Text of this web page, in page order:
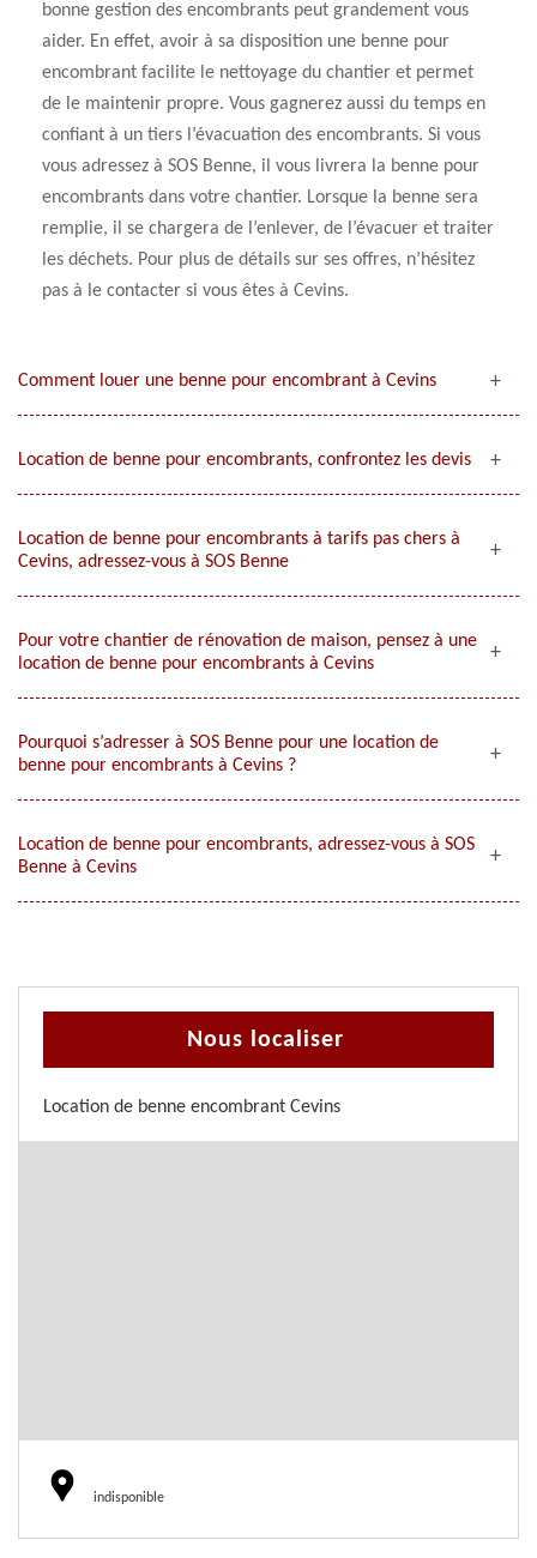
bonne gestion des encombrants peut grandement vous
aider. En effet, avoir à sa disposition une benne pour
encombrant facilite le nettoyage du chantier et permet
de le maintenir propre. Vous gagnerez aussi du temps en
confiant à un tiers l’évacuation des encombrants. Si vous
vous adressez à SOS Benne, il vous livrera la benne pour
encombrants dans votre chantier. Lorsque la benne sera
remplie, il se chargera de l’enlever, de l’évacuer et traiter
les déchets. Pour plus de détails sur ses offres, n’hésitez
pas à le contacter si vous êtes à Cevins.
Comment louer une benne pour encombrant à Cevins
Location de benne pour encombrants, confrontez les devis
Location de benne pour encombrants à tarifs pas chers à
Cevins, adressez-vous à SOS Benne
Pour votre chantier de rénovation de maison, pensez à une
location de benne pour encombrants à Cevins
Pourquoi s’adresser à SOS Benne pour une location de
benne pour encombrants à Cevins ?
Location de benne pour encombrants, adressez-vous à SOS
Benne à Cevins
Nous localiser
Location de benne encombrant Cevins
indisponible